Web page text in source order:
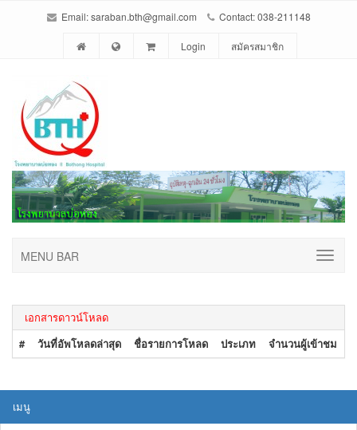
Email: saraban.bth@gmail.com Contact: 038-211148
Login สมัครสมาชิก
MENU BAR
เอกสารดาวน์โหลด
#
วันที่อัพโหลดล่าสุด ชื่อรายการโหลด ประเภท จำนวนผู้เข้าชม
เมนู